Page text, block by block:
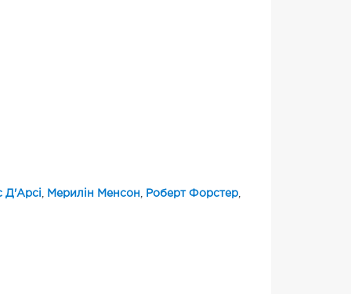
Д'Арсі Мерилін Менсон Роберт Форстер,